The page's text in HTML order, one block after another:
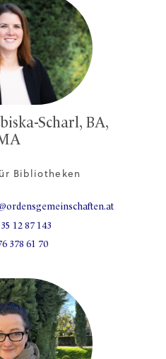
Scharl, BA,
Bibliotheken
12 87 143
378 61 70